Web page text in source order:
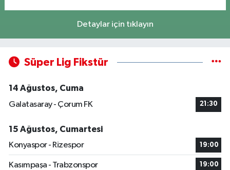
Detaylar için tıklayın
Süper Lig Fikstür
14 Ağustos, Cuma
Galatasaray - Çorum FK
21:30
15 Ağustos, Cumartesi
Konyaspor - Rizespor
19:00
Kasımpaşa - Trabzonspor 19:00